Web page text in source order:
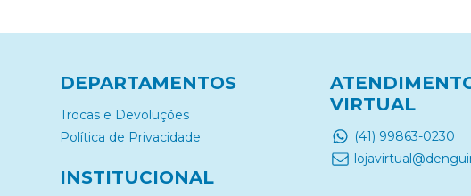
DEPARTAMENTOS
Trocas e Devoluções
Política de Privacidade
INSTITUCIONAL
VIRTUAL
(41) 99863-0230